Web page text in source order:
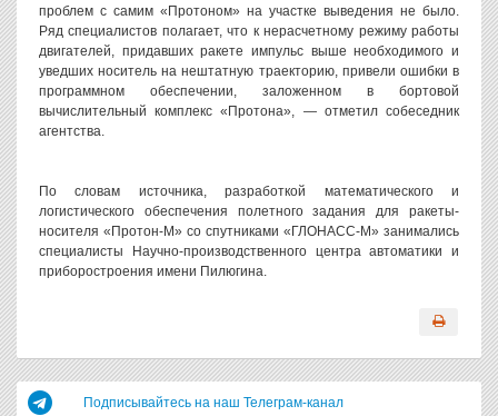
проблем с самим «Протоном» на участке выведения не было.
Ряд специалистов полагает, что к нерасчетному режиму работы
двигателей, придавших ракете импульс выше необходимого и
уведших носитель на нештатную траекторию, привели ошибки в
программном обеспечении, заложенном в бортовой
вычислительный комплекс «Протона», — отметил собеседник
агентства.
По словам источника, разработкой математического и
логистического обеспечения полетного задания для ракеты-
носителя «Протон-М» со спутниками «ГЛОНАСС-М» занимались
специалисты Научно-производственного центра автоматики и
приборостроения имени Пилюгина.
Подписывайтесь на наш Телеграм-канал